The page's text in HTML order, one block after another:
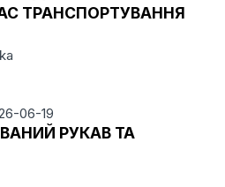
ТРАНСПОРТУВАННЯ
06-19
РУКАВ ТА